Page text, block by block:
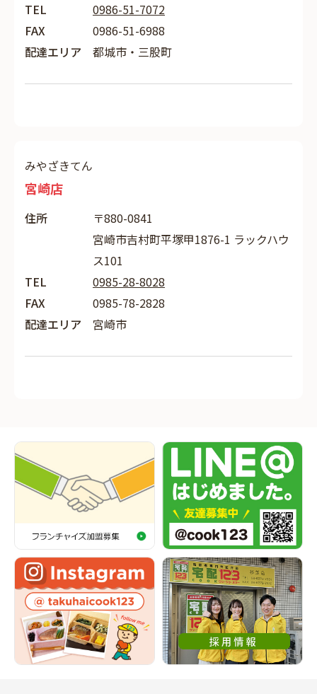
TEL
0986-51-7072
FAX
0986-51-6988
配達エリア
都城市・三股町
みやざきてん
宮崎店
住所
〒880-0841
宮崎市吉村町平塚甲1876-1 ラックハウ
ス101
TEL
0985-28-8028
FAX
0985-78-2828
配達エリア
宮崎市